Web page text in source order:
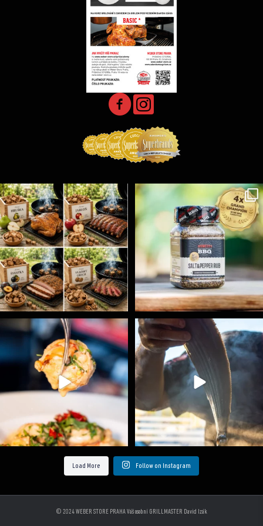
Udící špalíky - BORN TO SMOKE - různé druhy k...
3 0
Koření Suncity – autentická BBQ chuť u vás doma!...
1 0
Spoustu podobných triků, které vám usnadní nejenom ...
9 0
Ryba na grilu je opravdu rychlá, a stejně tak
Load More Follow on Instagram
© 2024 WEBER STORE PRAHA Váš osobní GRILLMASTER David Izák